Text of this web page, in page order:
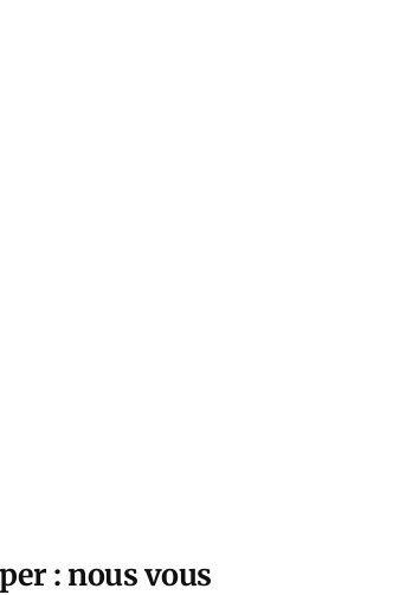
: nous vous